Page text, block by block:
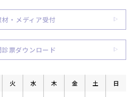
材・メディア受付
診票ダウンロード
火 水 木 金 土
日